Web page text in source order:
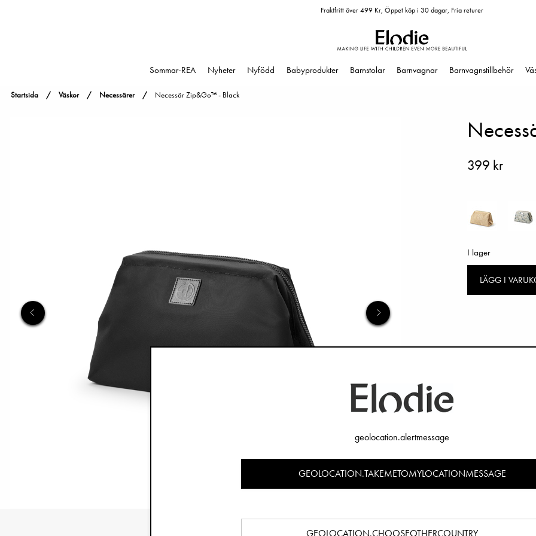
Fraktfritt över 499 Kr, Öppet köp i 30 dagar, Fria returer
Sommar-REA Nyheter Nyfödd Babyprodukter Barnstolar Barnvagnar Barnvagnstillbehör
Startsida Väskor Necessärer Necessär Zip&Go™ - Black
399 kr
I lager
LÄGG I
geolocation.alertmessage
GEOLOCATION.TAKEMETOMYLOCATIONMESSAGE
GEOLOCATION.CHOOSEOTHERCOUNTRY